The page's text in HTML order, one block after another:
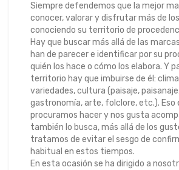
Siempre defendemos que la mejor
conocer, valorar y disfrutar más de
conociendo su territorio de
Hay que buscar más allá de las
han de parecer e identificar por su
quién los hace o cómo los elabora. Y
territorio hay que imbuirse de él:
variedades, cultura (paisaje,
gastronomía, arte, folclore, etc.). Eso
procuramos hacer y nos gusta
también lo busca, más allá de los
tratamos de evitar el sesgo de
habitual en estos tiempos.
En esta ocasión se ha dirigido a